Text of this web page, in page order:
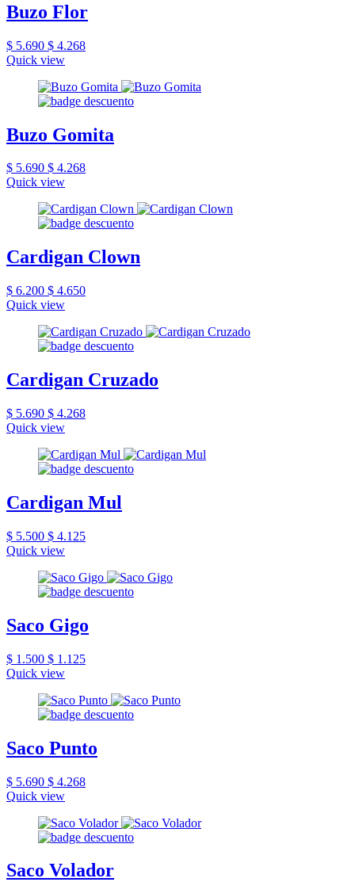
Buzo Flor
$ 5.690 $ 4.268
Quick view
Buzo Gomita
$ 5.690 $ 4.268
Quick view
Cardigan Clown
$ 6.200 $ 4.650
Quick view
Cardigan Cruzado
$ 5.690 $ 4.268
Quick view
Cardigan Mul
$ 5.500 $ 4.125
Quick view
Saco Gigo
$ 1.500 $ 1.125
Quick view
Saco Punto
$ 5.690 $ 4.268
Quick view
Saco Volador